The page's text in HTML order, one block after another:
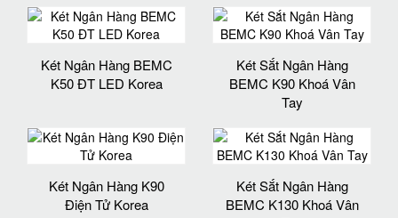
Két Ngân Hàng BEMC
K50 ĐT LED Korea
Két Sắt Ngân Hàng
BEMC K90 Khoá Vân
Tay
Két Ngân Hàng K90
Điện Tử Korea
Két Sắt Ngân Hàng
BEMC K130 Khoá Vân